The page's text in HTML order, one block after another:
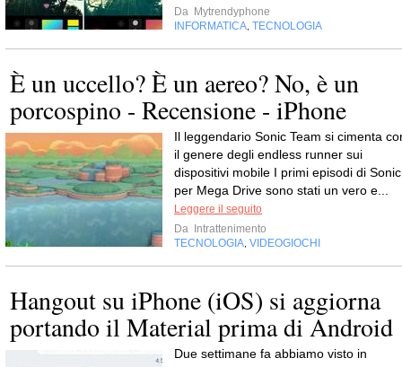
Da Mytrendyphone
INFORMATICA TECNOLOGIA
È un uccello? È un aereo? No, è un
porcospino - Recensione - iPhone
Il leggendario Sonic Team si cimenta
il genere degli endless runner sui
dispositivi mobile I primi episodi di Sonic
per Mega Drive sono stati un vero e...
Leggere il seguito
Da
Intrattenimento
TECNOLOGIA VIDEOGIOCHI
Hangout su iPhone (iOS) si aggiorna
portando il Material prima di Android
Due settimane fa abbiamo visto in